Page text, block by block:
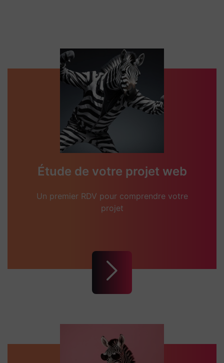
Étude de votre projet web
Un premier RDV pour comprendre votre
projet